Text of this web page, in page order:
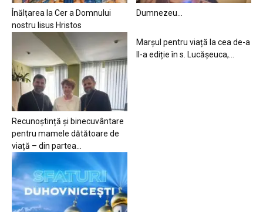
Înălțarea la Cer a Domnului
nostru Iisus Hristos
Dumnezeu…
Recunoștință și binecuvântare
pentru mamele dătătoare de
viață – din partea...
Marșul pentru viață la cea de-a
II-a ediție în s. Lucășeuca,...